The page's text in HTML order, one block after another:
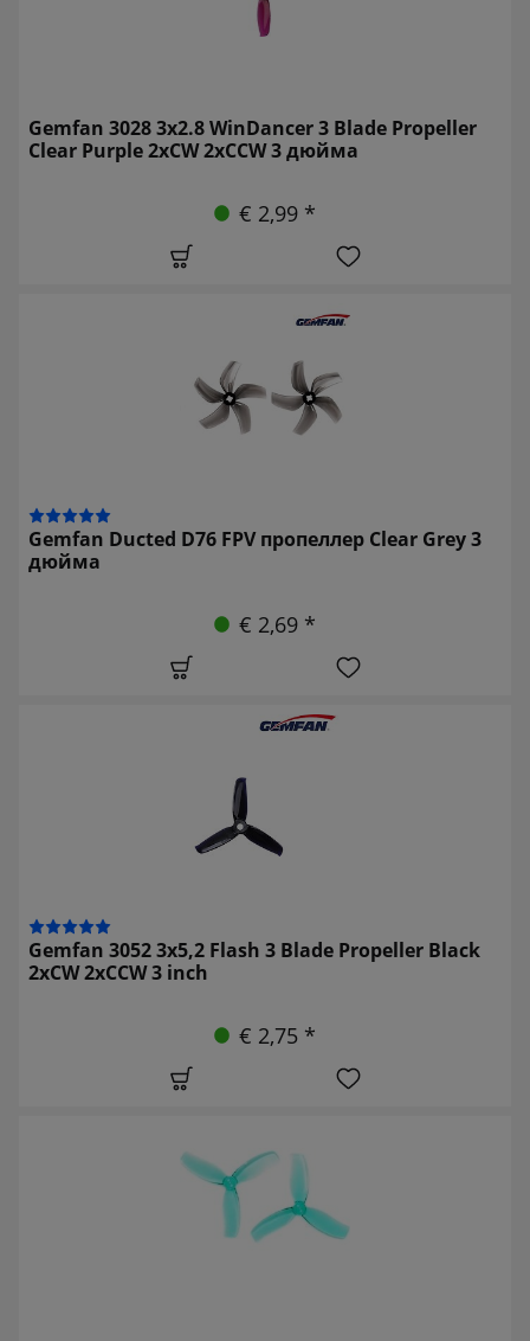
Gemfan 3028 3x2.8 WinDancer 3 Blade Propeller
Clear Purple 2xCW 2xCCW 3 дюйма
€ 2,99 *
Gemfan Ducted D76 FPV пропеллер Clear Grey 3
дюйма
€ 2,69 *
Gemfan 3052 3x5,2 Flash 3 Blade Propeller Black
2xCW 2xCCW 3 inch
€ 2,75 *